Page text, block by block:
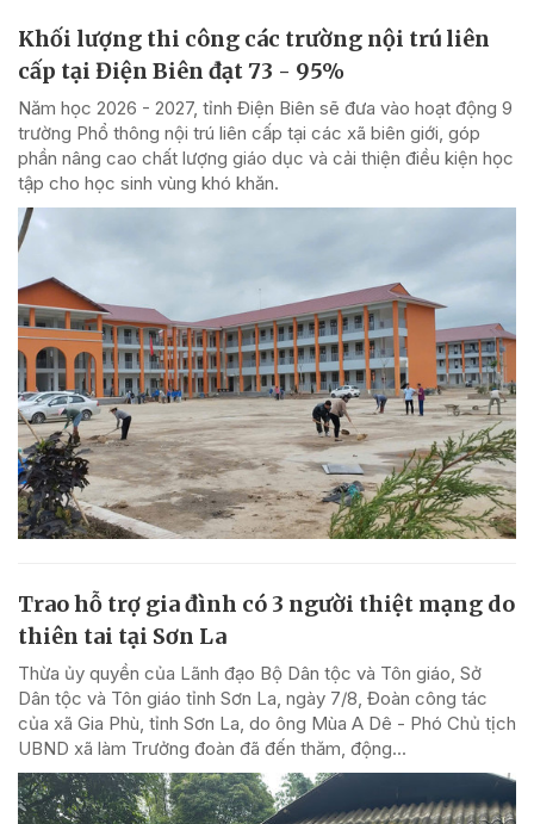
Khối lượng thi công các trường nội trú liên
cấp tại Điện Biên đạt 73 - 95%
Năm học 2026 - 2027, tỉnh Điện Biên sẽ đưa vào hoạt động 9
trường Phổ thông nội trú liên cấp tại các xã biên giới, góp
phần nâng cao chất lượng giáo dục và cải thiện điều kiện học
tập cho học sinh vùng khó khăn.
Trao hỗ trợ gia đình có 3 người thiệt mạng do
thiên tai tại Sơn La
Thừa ủy quyền của Lãnh đạo Bộ Dân tộc và Tôn giáo, Sở
Dân tộc và Tôn giáo tỉnh Sơn La, ngày 7/8, Đoàn công tác
của xã Gia Phù, tỉnh Sơn La, do ông Mùa A Dê - Phó Chủ tịch
UBND xã làm Trưởng đoàn đã đến thăm, động...